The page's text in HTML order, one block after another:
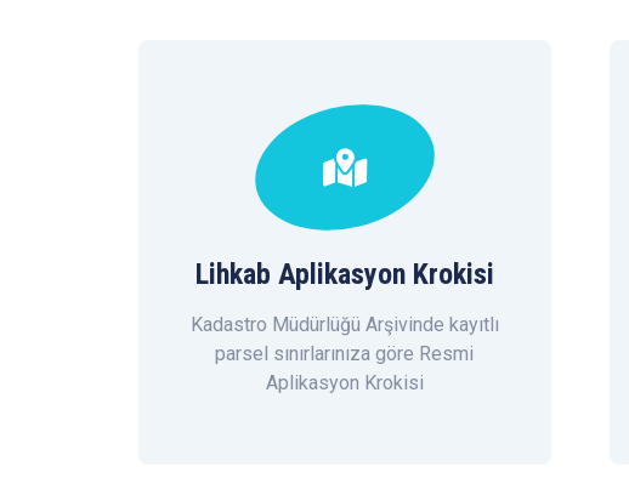
Lihkab Aplikasyon Krokisi
Kadastro Müdürlüğü Arşivinde kayıtlı
parsel sınırlarınıza göre Resmi
Aplikasyon Krokisi